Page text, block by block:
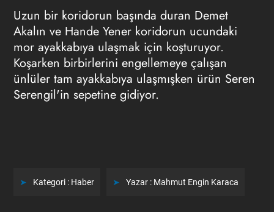
Uzun bir koridorun başında duran Demet
Akalın ve Hande Yener koridorun ucundaki
mor ayakkabıya ulaşmak için koşturuyor.
Koşarken birbirlerini engellemeye çalışan
ünlüler tam ayakkabıya ulaşmışken ürün Seren
Serengil'in sepetine gidiyor.
Kategori : Haber Yazar : Mahmut Engin Karaca